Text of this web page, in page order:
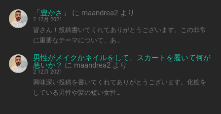
「豊かさ」 に maandrea2 より
2 12月 2021
皆さん！投稿書いてくれてありがとうございます。この非常
に重要なテーマについて、あ…
男性がメイクかネイルをして、スカートを履いて何が
悪いか？ に maandrea2 より
2 12月 2021
興味深い投稿を書いてくれてありがとうございます。化粧を
している男性や髪の短い女性…